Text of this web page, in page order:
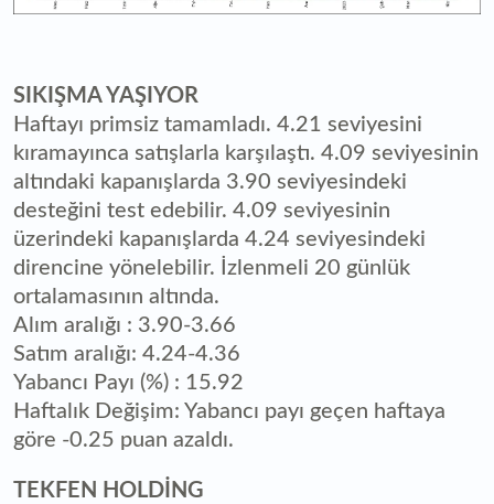
SIKIŞMA YAŞIYOR
Haftayı primsiz tamamladı. 4.21 seviyesini
kıramayınca satışlarla karşılaştı. 4.09 seviyesinin
altındaki kapanışlarda 3.90 seviyesindeki
desteğini test edebilir. 4.09 seviyesinin
üzerindeki kapanışlarda 4.24 seviyesindeki
direncine yönelebilir. İzlenmeli 20 günlük
ortalamasının altında.
Alım aralığı : 3.90-3.66
Satım aralığı: 4.24-4.36
Yabancı Payı (%) : 15.92
Haftalık Değişim: Yabancı payı geçen haftaya
göre -0.25 puan azaldı.
TEKFEN HOLDİNG